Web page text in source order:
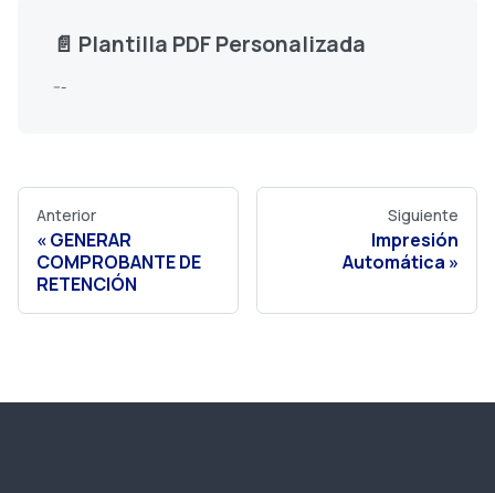
📄️ Plantilla PDF Personalizada
---
Anterior
GENERAR
COMPROBANTE DE
RETENCIÓN
Siguiente
Impresión
Automática